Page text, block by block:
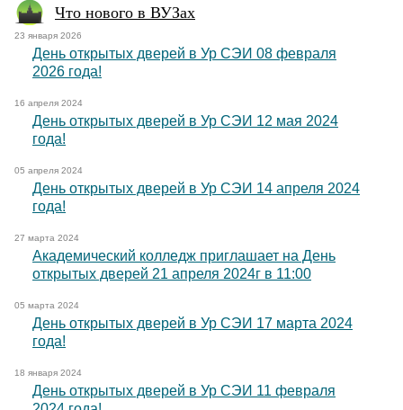
Что нового в ВУЗах
23 января 2026
День открытых дверей в Ур СЭИ 08 февраля
2026 года!
16 апреля 2024
День открытых дверей в Ур СЭИ 12 мая 2024
года!
05 апреля 2024
День открытых дверей в Ур СЭИ 14 апреля 2024
года!
27 марта 2024
Академический колледж приглашает на День
открытых дверей 21 апреля 2024г в 11:00
05 марта 2024
День открытых дверей в Ур СЭИ 17 марта 2024
года!
18 января 2024
День открытых дверей в Ур СЭИ 11 февраля